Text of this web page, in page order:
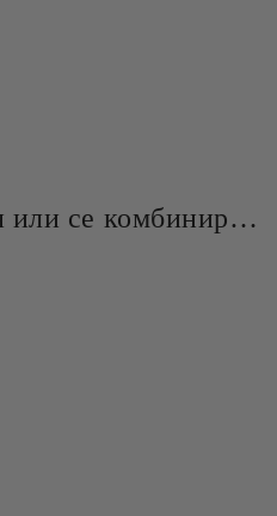
Продукта е подобен или се комбинира добре и със следните продукти :